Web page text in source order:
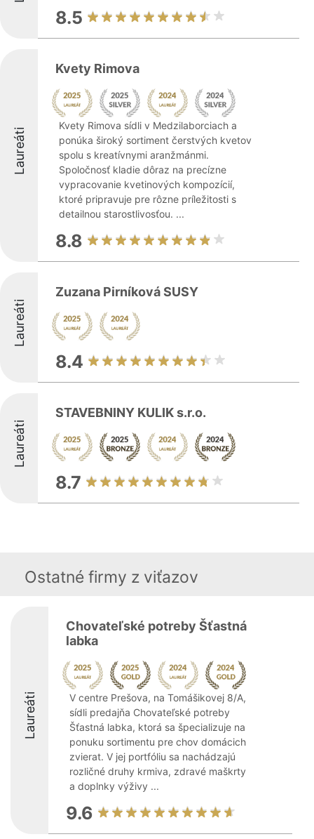
8.5
Laureáti
Kvety Rimova
Kvety Rimova sídli v Medzilaborciach a
ponúka široký sortiment čerstvých kvetov
spolu s kreatívnymi aranžmánmi.
Spoločnosť kladie dôraz na precízne
vypracovanie kvetinových kompozícií,
ktoré pripravuje pre rôzne príležitosti s
detailnou starostlivosťou. ...
8.8
Laureáti
Zuzana Pirníková SUSY
8.4
Laureáti
STAVEBNINY KULIK s.r.o.
8.7
Ostatné firmy z viťazov
Laureáti
Chovateľské potreby Šťastná
labka
V centre Prešova, na Tomášikovej 8/A,
sídli predajňa Chovateľské potreby
Šťastná labka, ktorá sa špecializuje na
ponuku sortimentu pre chov domácich
zvierat. V jej portfóliu sa nachádzajú
rozličné druhy krmiva, zdravé maškrty
a doplnky výživy ...
9.6